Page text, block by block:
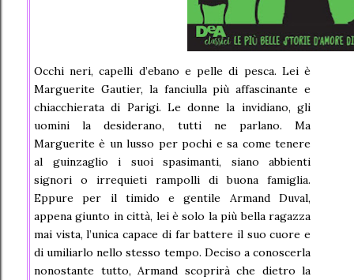
Occhi neri, capelli d’ebano e pelle di pesca. Lei è
Marguerite Gautier, la fanciulla più affascinante e
chiacchierata di Parigi. Le donne la invidiano, gli
uomini la desiderano, tutti ne parlano. Ma
Marguerite è un lusso per pochi e sa come tenere
al guinzaglio i suoi spasimanti, siano abbienti
signori o irrequieti rampolli di buona famiglia.
Eppure per il timido e gentile Armand Duval,
appena giunto in città, lei è solo la più bella ragazza
mai vista, l’unica capace di far battere il suo cuore e
di umiliarlo nello stesso tempo. Deciso a conoscerla
nonostante tutto, Armand scoprirà che dietro la